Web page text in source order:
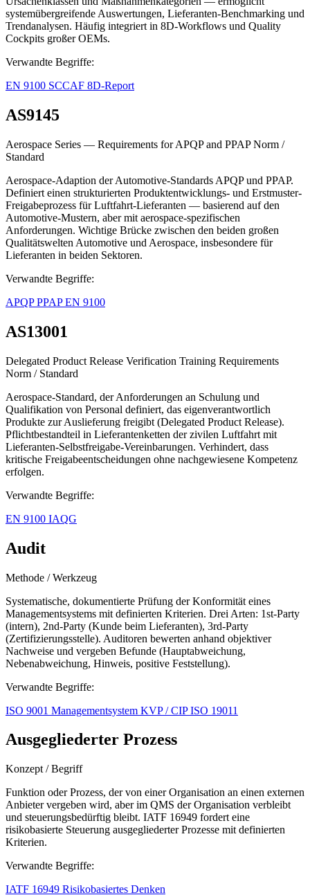
systemübergreifende Auswertungen, Lieferanten-Benchmarking und
Trendanalysen. Häufig integriert in 8D-Workflows und Quality
Cockpits großer OEMs.
Verwandte Begriffe:
EN 9100 SCCAF 8D-Report
AS9145
Aerospace Series — Requirements for APQP and PPAPNorm /
Standard
Aerospace-Adaption der Automotive-Standards APQP und PPAP.
Definiert einen strukturierten Produktentwicklungs- und Erstmuster-
Freigabeprozess für Luftfahrt-Lieferanten — basierend auf den
Automotive-Mustern, aber mit aerospace-spezifischen
Anforderungen. Wichtige Brücke zwischen den beiden großen
Qualitätswelten Automotive und Aerospace, insbesondere für
Lieferanten in beiden Sektoren.
Verwandte Begriffe:
APQPPPAPEN 9100
AS13001
Delegated Product Release Verification Training Requirements
Norm / Standard
Aerospace-Standard, der Anforderungen an Schulung und
Qualifikation von Personal definiert, das eigenverantwortlich
Produkte zur Auslieferung freigibt (Delegated Product Release).
Pflichtbestandteil in Lieferantenketten der zivilen Luftfahrt mit
Lieferanten-Selbstfreigabe-Vereinbarungen. Verhindert, dass
kritische Freigabeentscheidungen ohne nachgewiesene Kompetenz
erfolgen.
Verwandte Begriffe:
EN 9100 IAQG
Audit
Methode / Werkzeug
Systematische, dokumentierte Prüfung der Konformität eines
Managementsystems mit definierten Kriterien. Drei Arten: 1st-Party
(intern), 2nd-Party (Kunde beim Lieferanten), 3rd-Party
(Zertifizierungsstelle). Auditoren bewerten anhand objektiver
Nachweise und vergeben Befunde (Hauptabweichung,
Nebenabweichung, Hinweis, positive Feststellung).
Verwandte Begriffe:
ISO 9001 Managementsystem KVP / CIPISO 19011
Ausgegliederter Prozess
Konzept / Begriff
Funktion oder Prozess, der von einer Organisation an einen externen
Anbieter vergeben wird, aber im QMS der Organisation verbleibt
und steuerungsbedürftig bleibt. IATF 16949 fordert eine
risikobasierte Steuerung ausgegliederter Prozesse mit definierten
Kriterien.
Verwandte Begriffe:
IATF 16949 Risikobasiertes Denken